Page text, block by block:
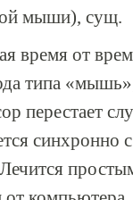
мыши), сущ.
время от
типа
перестает
синхронно